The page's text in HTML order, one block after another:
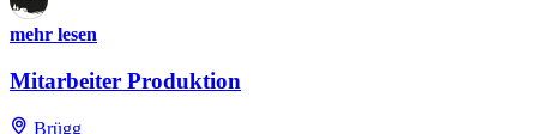
mehr lesen
Mitarbeiter Produktion
Brügg